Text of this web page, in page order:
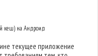
кеш) на Андроид
текущее приложение